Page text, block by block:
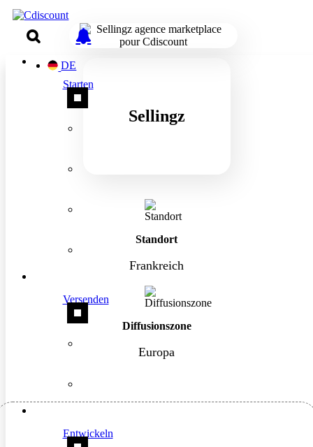
DE
Starten
Versenden
Entwickeln
Sellingz
Standort
Frankreich
Diffusionszone
Europa